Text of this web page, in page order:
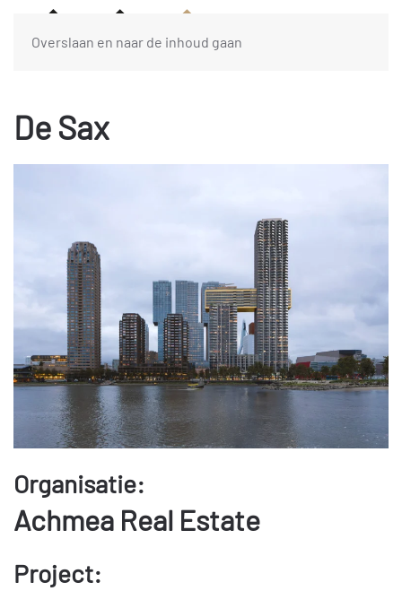
Overslaan en naar de inhoud gaan
De Sax
Organisatie:
Achmea Real Estate
Project: